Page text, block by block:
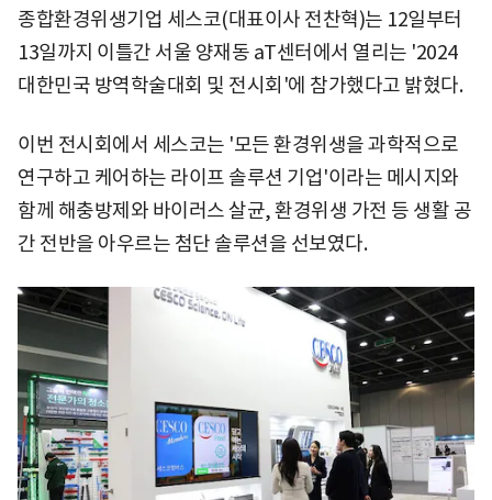
종합환경위생기업 세스코(대표이사 전찬혁)는 12일부터
13일까지 이틀간 서울 양재동 aT센터에서 열리는 '2024
대한민국 방역학술대회 및 전시회'에 참가했다고 밝혔다.
이번 전시회에서 세스코는 '모든 환경위생을 과학적으로
연구하고 케어하는 라이프 솔루션 기업'이라는 메시지와
함께 해충방제와 바이러스 살균, 환경위생 가전 등 생활 공
간 전반을 아우르는 첨단 솔루션을 선보였다.